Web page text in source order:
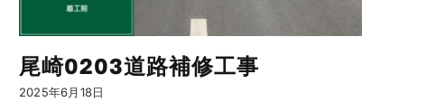
尾崎0203道路補修工事
2025年6月18日